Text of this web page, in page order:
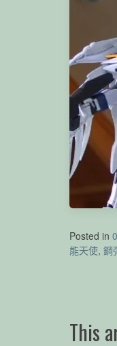
Posted in
能天使, 鋼
This